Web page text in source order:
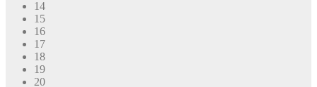
14
15
16
17
18
19
20